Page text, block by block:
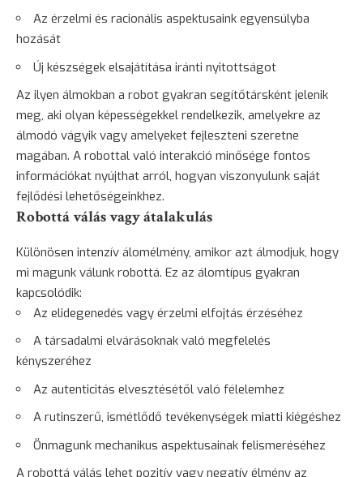
Az érzelmi és racionális aspektusaink egyensúlyba
hozását
Új készségek elsajátítása iránti nyitottságot
Az ilyen álmokban a robot gyakran segítőtársként jelenik
meg, aki olyan képességekkel rendelkezik, amelyekre az
álmodó vágyik vagy amelyeket fejleszteni szeretne
magában. A robottal való interakció minősége fontos
információkat nyújthat arról, hogyan viszonyulunk saját
fejlődési lehetőségeinkhez.
Robottá válás vagy átalakulás
Különösen intenzív álomélmény, amikor azt álmodjuk, hogy
mi magunk válunk robottá. Ez az álomtípus gyakran
kapcsolódik:
Az elidegenedés vagy érzelmi elfojtás érzéséhez
A társadalmi elvárásoknak való megfelelés
kényszeréhez
Az autenticitás elvesztésétől való félelemhez
A rutinszerű, ismétlődő tevékenységek miatti kiégéshez
Önmagunk mechanikus aspektusainak felismeréséhez
A robottá válás lehet pozitív vagy negatív élmény az